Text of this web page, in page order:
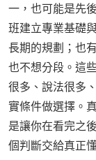
一，也可能是先
班建立專業基礎
長期的規劃；也
也不想分段。這
很多、說法很多
實條件做選擇。
是讓你在看完之
個判斷交給真正